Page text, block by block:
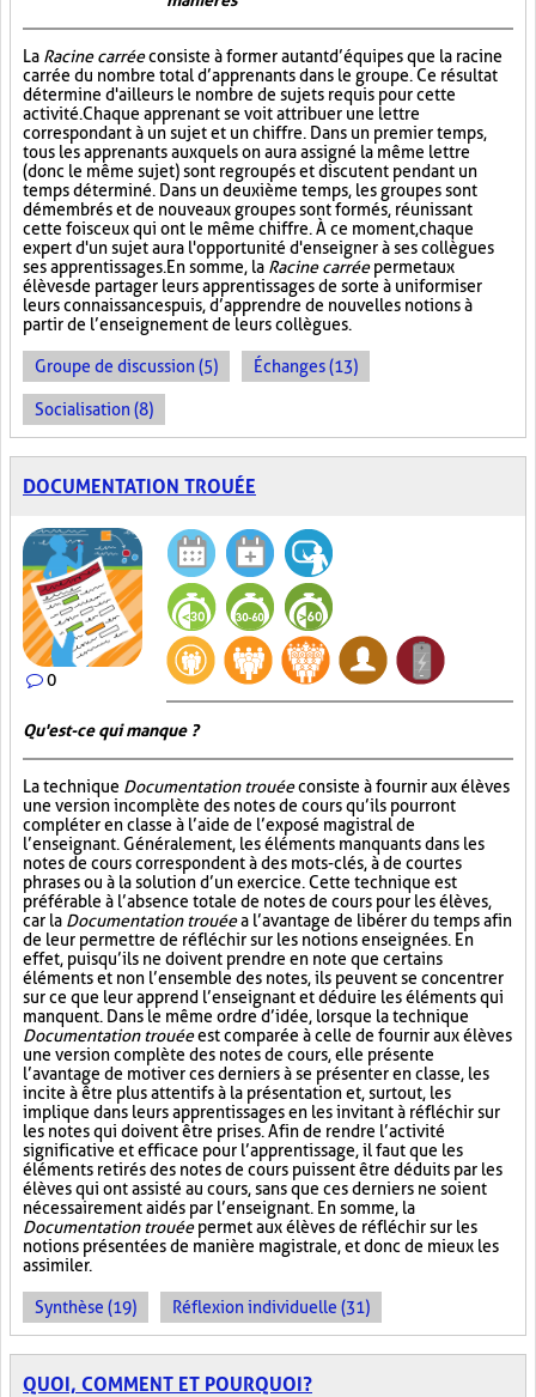
La Racine carréeconsiste à former autant d’équipes que la racine
carrée du nombre total d’apprenants dans le groupe. Ce résultat
détermine d'ailleurs le nombre de sujets requis pour cette
activité. Chaque apprenant se voit attribuer une lettre
correspondant à un sujet et un chiffre. Dans un premier temps,
tous les apprenants auxquels on aura assigné la même lettre
(donc le même sujet) sont regroupés et discutent pendant un
temps déterminé. Dans un deuxième temps, les groupes sont
démembrés et de nouveaux groupes sont formés, réunissant
cette fois ceux qui ont le même chiffre. À ce moment, chaque
expert d'un sujet aura l'opportunité d'enseigner à ses collègues
ses apprentissages. En somme, la Racine carréepermet aux
élèves de partager leurs apprentissages de sorte à uniformiser
leurs connaissances puis, d’apprendre de nouvelles notions à
partir de l’enseignement de leurs collègues.
Groupe de discussion (5) Échanges (13)
Socialisation (8)
DOCUMENTATION TROUÉE
0
Qu'est-ce qui manque ?
La technique Documentation trouéeconsiste à fournir aux élèves
une version incomplète des notes de cours qu’ils pourront
compléter en classe à l’aide de l’exposé magistral de
l’enseignant. Généralement, les éléments manquants dans les
notes de cours correspondent à des mots-clés, à de courtes
phrases ou à la solution d’un exercice. Cette technique est
préférable à l’absence totale de notes de cours pour les élèves,
car la Documentation trouéea l’avantage de libérer du temps afin
de leur permettre de réfléchir sur les notions enseignées. En
effet, puisqu’ils ne doivent prendre en note que certains
éléments et non l’ensemble des notes, ils peuvent se concentrer
sur ce que leur apprend l’enseignant et déduire les éléments qui
manquent. Dans le même ordre d’idée, lorsque la technique
Documentation trouéeest comparée à celle de fournir aux élèves
une version complète des notes de cours, elle présente
l’avantage de motiver ces derniers à se présenter en classe, les
incite à être plus attentifs à la présentation et, surtout, les
implique dans leurs apprentissages en les invitant à réfléchir sur
les notes qui doivent être prises. Afin de rendre l’activité
significative et efficace pour l’apprentissage, il faut que les
éléments retirés des notes de cours puissent être déduits par les
élèves qui ont assisté au cours, sans que ces derniers ne soient
nécessairement aidés par l’enseignant. En somme, la
Documentation trouéepermet aux élèves de réfléchir sur les
notions présentées de manière magistrale, et donc de mieux les
assimiler.
Synthèse (19) Réflexion individuelle (31)
QUOI, COMMENT ET POURQUOI?